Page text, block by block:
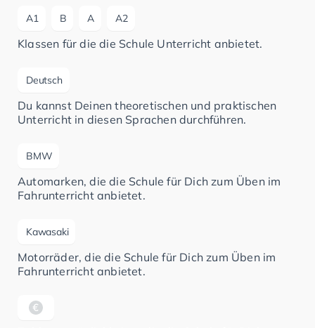
A1 B A A2
Klassen für die die Schule Unterricht anbietet.
Deutsch
Du kannst Deinen theoretischen und praktischen
Unterricht in diesen Sprachen durchführen.
BMW
Automarken, die die Schule für Dich zum Üben im
Fahrunterricht anbietet.
Kawasaki
Motorräder, die die Schule für Dich zum Üben im
Fahrunterricht anbietet.